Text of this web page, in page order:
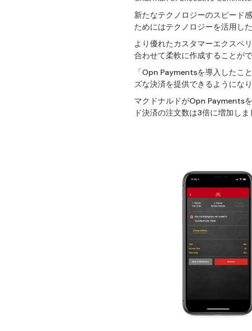
新たなテクノロジーのスピード
ためにはテクノロジーを活用し
より優れたカスタマーエクスペ
合わせて柔軟に作成することが
「Opn Paymentsを導入したこ
ズな決済を提供できるようになり
マクドナルドがOpn Payments
ド決済の注文数は3倍に増加しま